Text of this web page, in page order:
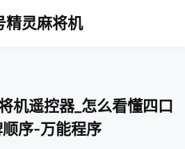
精灵麻将机
机遥控器_怎么看懂四口
序-万能程序